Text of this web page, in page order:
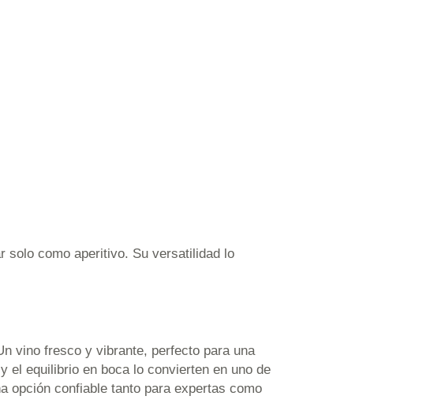
solo como aperitivo. Su versatilidad lo
vino fresco y vibrante, perfecto para una
el equilibrio en boca lo convierten en uno de
opción confiable tanto para expertas como